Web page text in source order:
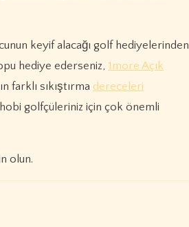
keyif alacağı golf hediyelerinden
hediye ederseniz, 1more Açık
farklı sıkıştırma dereceleri
golfçüleriniz için çok önemli
olun.